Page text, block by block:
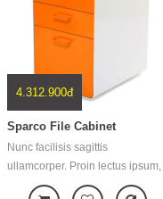
pretium quis,
4.312.900đ
Sparco File Cabinet
Nunc facilisis sagittis
ullamcorper. Proin lectus ipsum,
gravida et mattis vulputate,